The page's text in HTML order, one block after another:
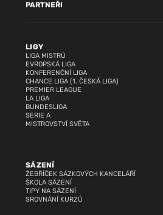
LIGY
LIGA MISTRŮ
EVROPSKÁ LIGA
KONFERENČNÍ LIGA
CHANCE LIGA (1. ČESKÁ LIGA)
PREMIER LEAGUE
LA LIGA
BUNDESLIGA
SERIE A
MISTROVSTVÍ SVĚTA
SÁZENÍ
ŽEBŘÍČEK SÁZKOVÝCH KANCELÁŘÍ
ŠKOLA SÁZENÍ
TIPY NA SÁZENÍ
SROVNÁNÍ KURZŮ
PARTNEŘI